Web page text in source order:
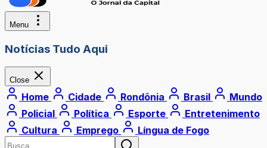
Menu
Notícias Tudo Aqui
Close
Home Cidade Rondônia Brasil
Mundo
Policial
Política Esporte
Entretenimento
Cultura
Emprego Língua de Fogo